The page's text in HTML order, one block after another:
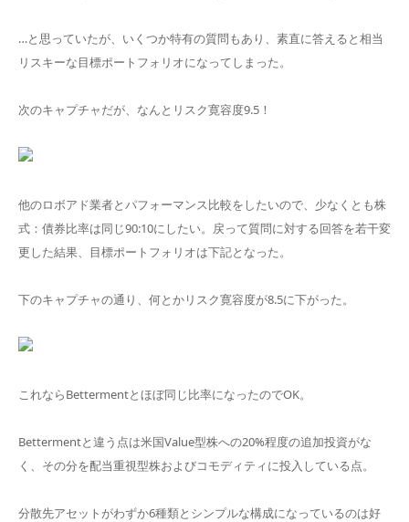
…と思っていたが、いくつか特有の質問もあり、素直に答えると相当
リスキーな目標ポートフォリオになってしまった。
次のキャプチャだが、なんとリスク寛容度9.5！
他のロボアド業者とパフォーマンス比較をしたいので、少なくとも株
式：債券比率は同じ90:10にしたい。戻って質問に対する回答を若干変
更した結果、目標ポートフォリオは下記となった。
下のキャプチャの通り、何とかリスク寛容度が8.5に下がった。
これならBettermentとほぼ同じ比率になったのでOK。
Bettermentと違う点は米国Value型株への20%程度の追加投資がな
く、その分を配当重視型株およびコモディティに投入している点。
分散先アセットがわずか6種類とシンプルな構成になっているのは好